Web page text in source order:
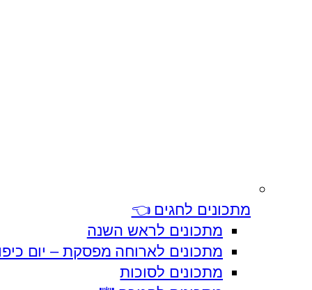
מתכונים לחגים 👈
מתכונים לראש השנה
מתכונים לארוחה מפסקת – יום
מתכונים לסוכות